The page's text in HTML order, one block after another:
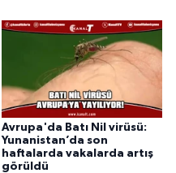
Avrupa'da Batı Nil virüsü:
Yunanistan’da son
haftalarda vakalarda artış
görüldü